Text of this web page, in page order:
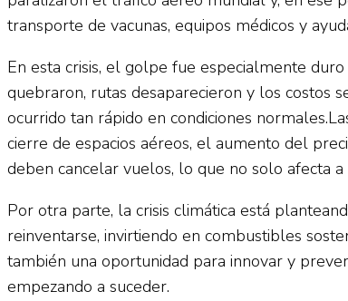
transporte de vacunas, equipos médicos y
En esta crisis, el golpe fue especialmente
quebraron, rutas desaparecieron y los costos
ocurrido tan rápido en condiciones
cierre de espacios aéreos, el aumento del
deben cancelar vuelos, lo que no solo afecta
Por otra parte, la crisis climática está
reinventarse, invirtiendo en combustibles
también una oportunidad para innovar y
empezando a suceder.